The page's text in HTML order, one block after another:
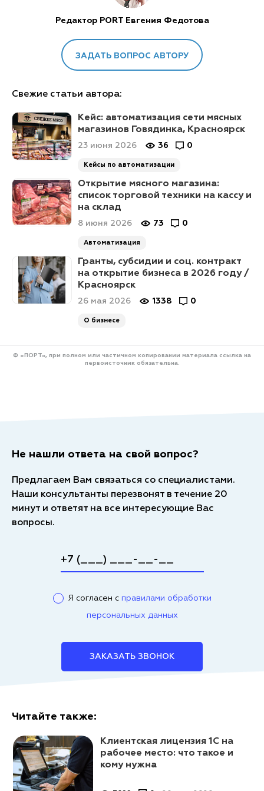
Редактор PORT Евгения Федотова
ЗАДАТЬ ВОПРОС АВТОРУ
Свежие статьи автора:
Кейс: автоматизация сети мясных
магазинов Говядинка, Красноярск
23 июня 2026 36 0
Кейсы по автоматизации
Открытие мясного магазина:
список торговой техники на кассу и
на склад
8 июня 2026 73 0
Автоматизация
Гранты, субсидии и соц. контракт
на открытие бизнеса в 2026 году /
Красноярск
26 мая 2026 1338 0
О бизнесе
© «ПОРТ», при полном или частичном копировании материала ссылка на
первоисточник обязательна.
Не нашли ответа на свой вопрос?
Предлагаем Вам связаться со специалистами.
Наши консультанты перезвонят в течение 20
минут и ответят на все интересующие Вас
вопросы.
Я согласен с правилами обработки
персональных данных
ЗАКАЗАТЬ ЗВОНОК
Читайте также:
Клиентская лицензия 1С на
рабочее место: что такое и
кому нужна